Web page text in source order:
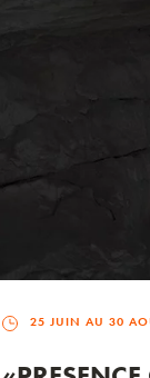
25 JUIN AU 30